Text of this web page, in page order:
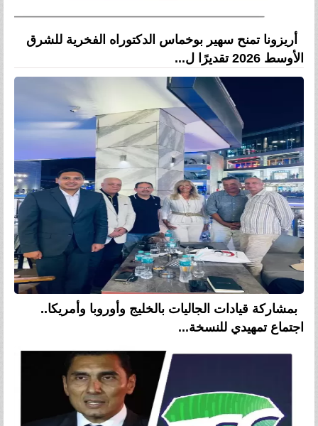
أريزونا تمنح سهير بوخماس الدكتوراه الفخرية للشرق
الأوسط 2026 تقديرًا ل...
بمشاركة قيادات الجاليات بالخليج وأوروبا وأمريكا..
اجتماع تمهيدي للنسخة...